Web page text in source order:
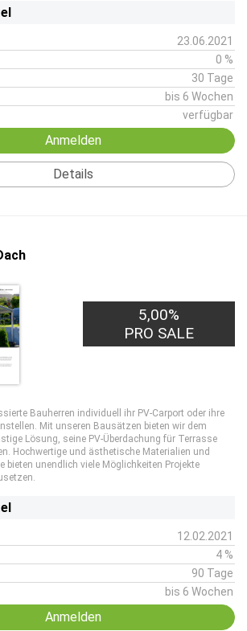
23.06.2021
0 %
30 Tage
bis 6 Wochen
verfügbar
Anmelden
Details
5,00%
PRO SALE
Bauherren individuell ihr PV-Carport oder ihre
Mit unseren Bausätzen bieten wir dem
Lösung, seine PV-Überdachung für Terrasse
Hochwertige und ästhetische Materialien und
bieten unendlich viele Möglichkeiten Projekte
12.02.2021
4 %
90 Tage
bis 6 Wochen
Anmelden